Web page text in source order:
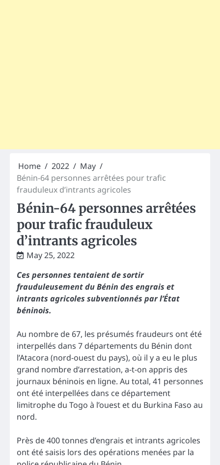
Home 2022
May
Bénin-64 personnes arrêtées pour trafic
frauduleux d’intrants agricoles
Bénin-64 personnes arrêtées
pour trafic frauduleux
d’intrants agricoles
May 25, 2022
Ces personnes tentaient de sortir
frauduleusement du Bénin des engrais et
intrants agricoles subventionnés par l’État
béninois.
Au nombre de 67, les présumés fraudeurs ont été
interpellés dans 7 départements du Bénin dont
l’Atacora (nord-ouest du pays), où il y a eu le plus
grand nombre d’arrestation, a-t-on appris des
journaux béninois en ligne. Au total, 41 personnes
ont été interpellées dans ce département
limitrophe du Togo à l’ouest et du Burkina Faso au
nord.
Près de 400 tonnes d’engrais et intrants agricoles
ont été saisis lors des opérations menées par la